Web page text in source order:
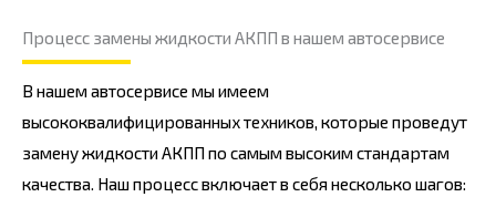
a
t
a
Процесс замены жидкости АКПП в нашем автосервисе
В нашем автосервисе мы имеем
высококвалифицированных техников, которые проведут
замену жидкости АКПП по самым высоким стандартам
качества. Наш процесс включает в себя несколько шагов: